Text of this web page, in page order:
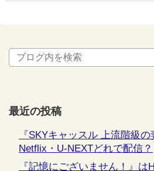
最近の投稿
『SKYキャッスル 上流階級の
Netflix・U-NEXTどれで配信？
『記憶にございません！』